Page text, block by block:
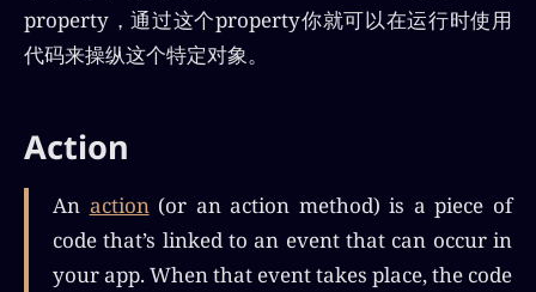
property，通过这个property你就可以在运行时使用
代码来操纵这个特定对象。
Action
An action(or an action method) is a piece of
code that’s linked to an event that can occur in
your app. When that event takes place, the code